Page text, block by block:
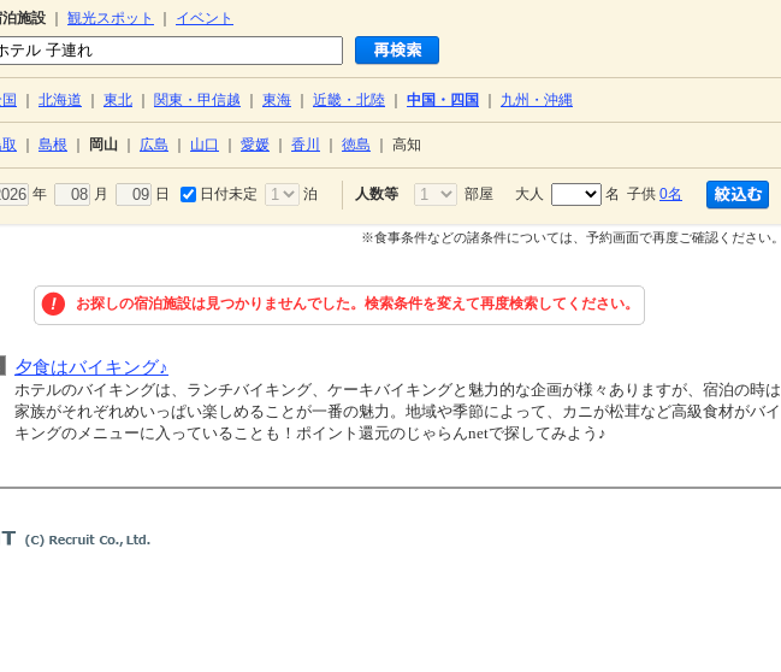
施設 観光スポット
イベント
北海道 東北 関東・甲信越 東海 近畿・北陸 中国・四国 九州・沖縄
島根 岡山 広島 山口 愛媛 香川 徳島 高知
年 月 日 日付未定 泊 人数等 部屋 大人 名 子供 0名
※食事条件などの諸条件については、予約画面で再度ご確認ください。
お探しの宿泊施設は見つかりませんでした。検索条件を変えて再度検索してください。
夕食はバイキング♪
ホテルのバイキングは、ランチバイキング、ケーキバイキングと魅力的な企画が様々ありますが、宿泊の時は
家族がそれぞれめいっぱい楽しめることが一番の魅力。地域や季節によって、カニが松茸など高級食材がバイ
キングのメニューに入っていることも！ポイント還元のじゃらんnetで探してみよう♪